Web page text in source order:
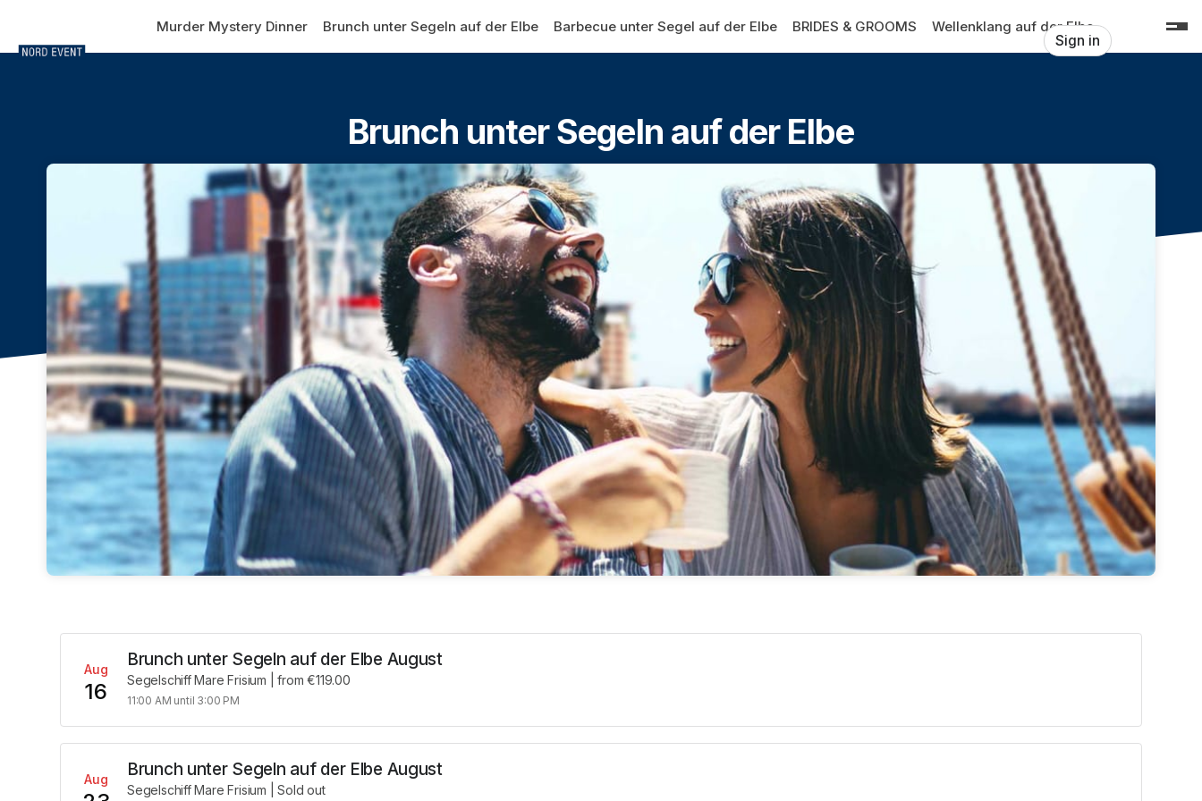
Murder Mystery Dinner Brunch unter Segeln auf der Elbe Barbecue unter Segel auf der Elbe BRIDES & GROOMS
Wellenklang auf der Elbe
Sign in
Brunch unter Segeln auf der Elbe
Aug
16
Brunch unter Segeln auf der Elbe August
Segelschiff Mare Frisium from €119.00
11:00 AM until 3:00 PM
Aug Brunch unter Segeln auf der Elbe August
Segelschiff Mare Frisium |Sold out